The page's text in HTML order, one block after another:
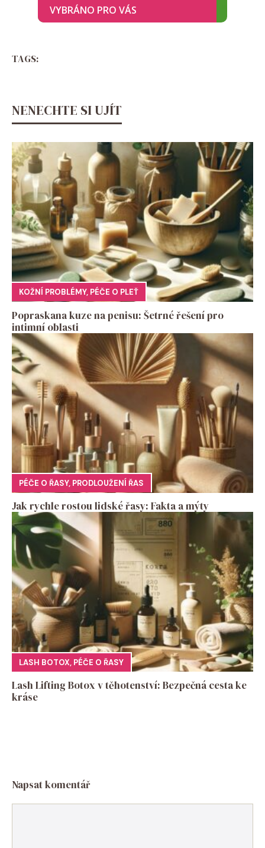
TAGS:
NENECHTE SI UJÍT
KOŽNÍ PROBLÉMY, PÉČE O PLEŤ
Popraskana kuze na penisu: Šetrné řešení pro
intimní oblasti
PÉČE O ŘASY, PRODLOUŽENÍ ŘAS
Jak rychle rostou lidské řasy: Fakta a mýty
LASH BOTOX, PÉČE O ŘASY
Lash Lifting Botox v těhotenství: Bezpečná cesta ke
kráse
Napsat komentář